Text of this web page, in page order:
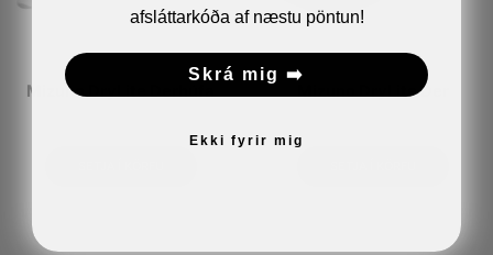
Mizuno DryLite Derhúfa Mizuno DryLite Der
afsláttarkóða af næstu pöntun!
Skrá mig ➡️
Ekki fyrir mig